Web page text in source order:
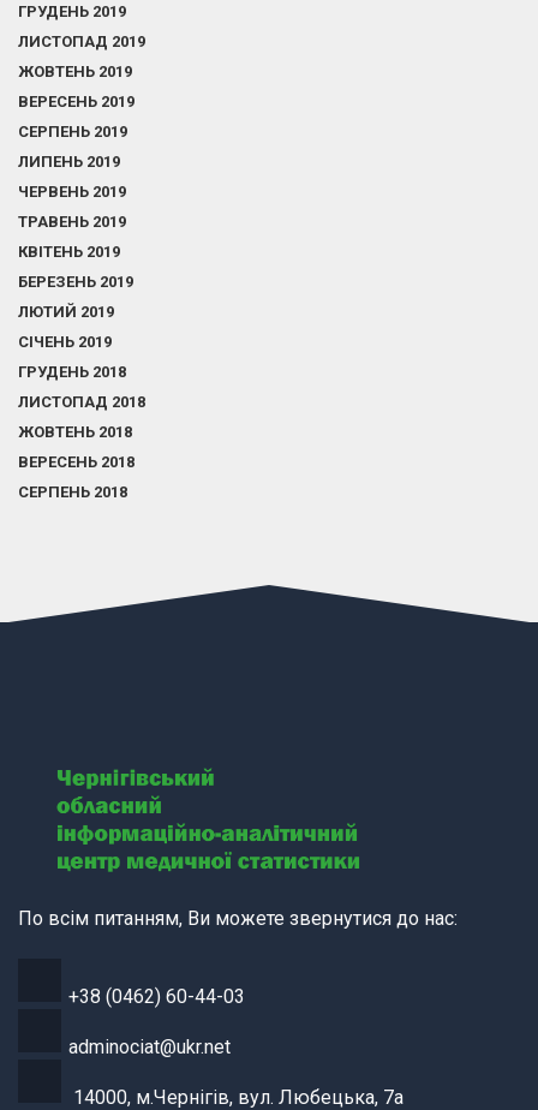
ГРУДЕНЬ 2019
ЛИСТОПАД 2019
ЖОВТЕНЬ 2019
ВЕРЕСЕНЬ 2019
СЕРПЕНЬ 2019
ЛИПЕНЬ 2019
ЧЕРВЕНЬ 2019
ТРАВЕНЬ 2019
КВІТЕНЬ 2019
БЕРЕЗЕНЬ 2019
ЛЮТИЙ 2019
СІЧЕНЬ 2019
ГРУДЕНЬ 2018
ЛИСТОПАД 2018
ЖОВТЕНЬ 2018
ВЕРЕСЕНЬ 2018
СЕРПЕНЬ 2018
По всім питанням, Ви можете звернутися до нас:
+38 (0462) 60-44-03
adminociat@ukr.net
14000, м.Чернігів, вул. Любецька, 7а